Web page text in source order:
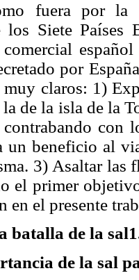
fuera por la
los Siete Países
por
claros: 1)
de la isla de la
con
un beneficio al
3) Asaltar las
el primer
en el presente
batalla de la
de la sal